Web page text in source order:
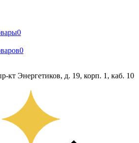
0
0
кт Энергетиков, д. 19, корп. 1, каб. 10